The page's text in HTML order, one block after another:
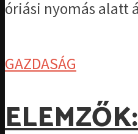
óriási nyomás alatt
GAZDASÁG